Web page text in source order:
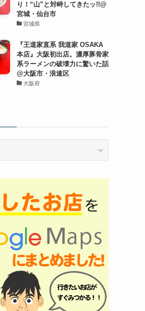
り！“山”と対峙してきたッ!!@
宮城・仙台市
宮城県
『王道家直系 我道家 OSAKA
本店』大阪初出店。濃厚豚骨家
系ラーメンの破壊力に驚いた話
@大阪市・浪速区
大阪府